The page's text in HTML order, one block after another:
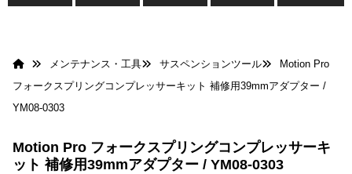
お問い合わせ
メンテナンス・工具 サスペンションツール
Motion Pro
フォークスプリングコンプレッサーキット 補修用39mmアダプター /
YM08-0303
Motion Pro フォークスプリングコンプレッサーキ
ット 補修用39mmアダプター / YM08-0303